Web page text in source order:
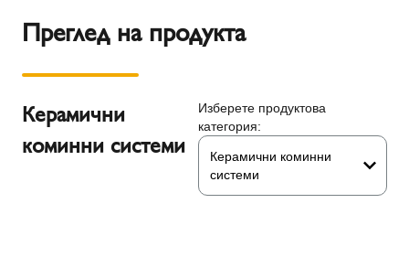
Преглед на продукта
Керамични
коминни системи
Изберете продуктова
категория:
Керамични коминни
системи